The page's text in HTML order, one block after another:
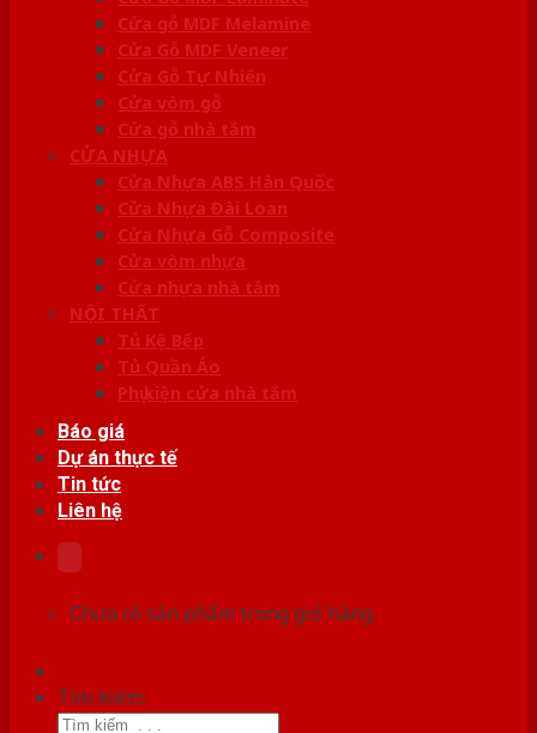
Cửa gỗ MDF Melamine
Cửa Gỗ MDF Veneer
Cửa Gỗ Tự Nhiên
Cửa vòm gỗ
Cửa gỗ nhà tắm
CỬA NHỰA
Cửa Nhựa ABS Hàn Quốc
Cửa Nhựa Đài Loan
Cửa Nhựa Gỗ Composite
Cửa vòm nhựa
Cửa nhựa nhà tắm
NỘI THẤT
Tủ Kệ Bếp
Tủ Quần Áo
Phụ kiện cửa nhà tắm
Báo giá
Dự án thực tế
Tin tức
Liên hệ
Chưa có sản phẩm trong giỏ hàng.
Tìm kiếm: